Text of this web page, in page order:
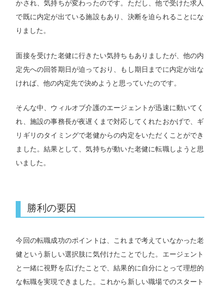
かされ、気持ちが変わったのです。ただし、他で受けた求人
で既に内定が出ている施設もあり、決断を迫られることにな
りました。
面接を受けた老健に行きたい気持ちもありましたが、他の内
定先への回答期日が迫っており、もし期日までに内定が出な
ければ、他の内定先で決めようと思っていたのです。
そんな中、ウィルオブ介護のエージェントが迅速に動いてく
れ、施設の事務長が夜遅くまで対応してくれたおかげで、ギ
リギリのタイミングで老健からの内定をいただくことができ
ました。結果として、気持ちが動いた老健に転職しようと思
いました。
勝利の要因
今回の転職成功のポイントは、これまで考えていなかった老
健という新しい選択肢に気付けたことでした。エージェント
と一緒に視野を広げたことで、結果的に自分にとって理想的
な転職を実現できました。これから新しい職場でのスタート